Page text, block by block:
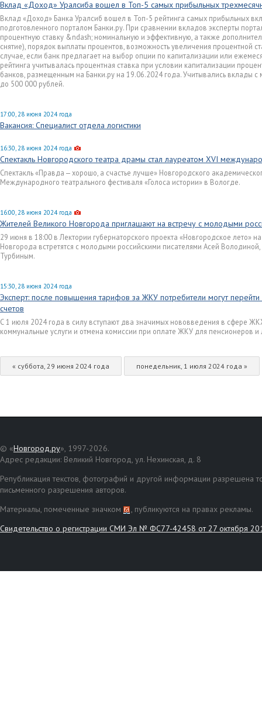
Вклад «Доход» Уралсиба вошел в Топ-5 самых прибыльных
Вклад «Доход» Банка Уралсиб вошел в Топ-5 рейтинга самых прибыльных
подготовленного порталом Банки.ру. При сравнении вкладов эксперты
процентную ставку &ndash; номинальную и эффективную, а также
снятие), порядок выплаты процентов, возможность увеличения процентной
случае, если банк предлагает на выбор опции по капитализации или
рейтинга учитывалась процентная ставка при условии капитализации
банков, размещенным на Банки.ру на 19.06.2024 года. Учитывались вклады
до 500 000 рублей.
17:00, 28 июня 2024 года
Вакансия: Специалист отдела логистики
16:30, 28 июня 2024 года
Спектакль Новгородского театра драмы стал лауреатом XVI
Спектакль «Правда — хорошо, а счастье лучше» Новгородского
Международного театрального фестиваля «Голоса истории» в Вологде.
16:00, 28 июня 2024 года
Жителей Великого Новгорода приглашают на встречу с молодыми
29 июня в 18:00 в Лектории губернаторского проекта «Новгородское лето»
Новгорода встретятся с молодыми российскими писателями Асей
Турбиным.
15:30, 28 июня 2024 года
Эксперт: после повышения тарифов за ЖКУ потребители могут перейти
счетов
С 1 июля 2024 года в силу вступают два значимых нововведения в сфере
коммунальные услуги и отмена комиссии при оплате ЖКУ для пенсионеров и
« суббота, 29 июня 2024 года понедельник, 1 июля 2024 года »
© «Новгород.ру», 1997-2026.
Адрес редакции: Великий Новгород, ул. Нехинская, д. 8
Републикация текстов, фотографий и другой информации разрешена
письменного разрешения авторов.
Материалы, помеченные значком
, публикуются на правах рекламы.
Свидетельство о регистрации СМИ Эл № ФС77-42458 от 27 октября